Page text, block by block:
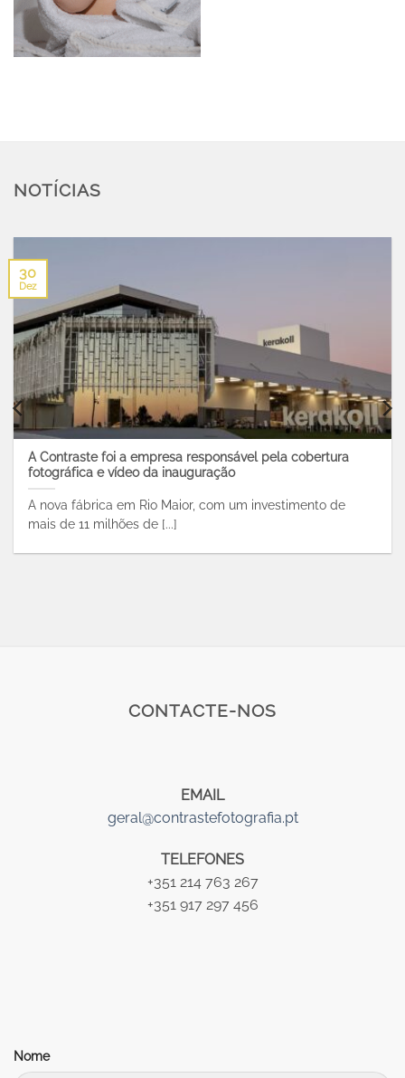
NOTÍCIAS
A Contraste foi a empresa responsável pela cobertura
fotográfica e vídeo da inauguração
A nova fábrica em Rio Maior, com um investimento de
mais de 11 milhões de [...]
30
Dez
CONTACTE-NOS
EMAIL
geral@contrastefotografia.pt
TELEFONES
+351 214 763 267
+351 917 297 456
Nome